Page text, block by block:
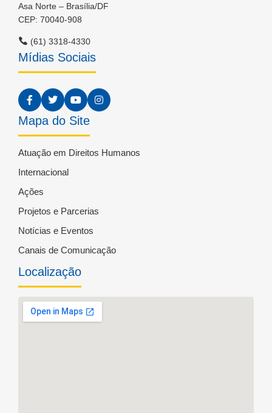
Asa Norte – Brasília/DF
CEP: 70040-908
(61) 3318-4330
Mídias Sociais
Mapa do Site
Atuação em Direitos Humanos
Internacional
Ações
Projetos e Parcerias
Notícias e Eventos
Canais de Comunicação
Localização